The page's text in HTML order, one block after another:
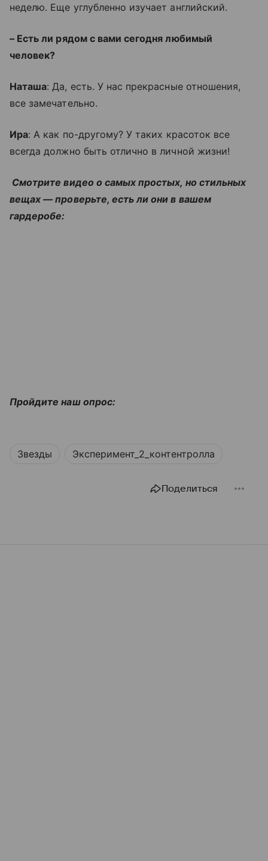
неделю. Еще углубленно изучает английский.
– Есть ли рядом с вами сегодня любимый
человек?
Наташа: Да, есть. У нас прекрасные отношения,
все замечательно.
Ира: А как по-другому? У таких красоток все
всегда должно быть отлично в личной жизни!
Смотрите видео о самых простых, но стильных
вещах — проверьте, есть ли они в вашем
гардеробе:
Пройдите наш опрос:
Звезды Эксперимент_2_контентролла
Поделиться